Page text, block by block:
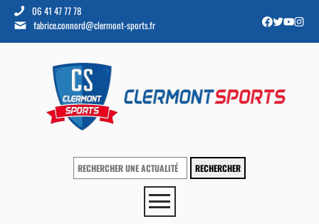
06 41 47 77 78
fabrice.connord@clermont-sports.fr